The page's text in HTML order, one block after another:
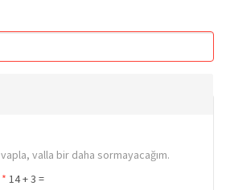
valla bir daha sormayacağım.
* 14 + 3 =